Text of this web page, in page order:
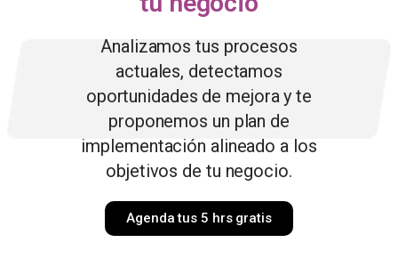
Analizamos tus procesos
actuales, detectamos
oportunidades de mejora y te
proponemos un plan de
implementación alineado a los
objetivos de tu negocio.
Agenda tus 5 hrs gratis